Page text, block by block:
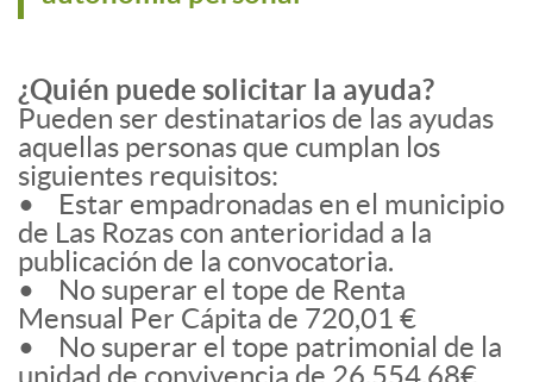
¿Quién puede solicitar la ayuda?
Pueden ser destinatarios de las ayudas
aquellas personas que cumplan los
siguientes requisitos:
• Estar empadronadas en el municipio
de Las Rozas con anterioridad a la
publicación de la convocatoria.
• No superar el tope de Renta
Mensual Per Cápita de 720,01 €
• No superar el tope patrimonial de la